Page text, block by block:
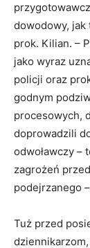
dowodowy, jak
prok. Kilian. –
jako wyraz
policji oraz
godnym
procesowych,
doprowadzili
odwoławczy –
zagrożeń
podejrzanego
Tuż przed